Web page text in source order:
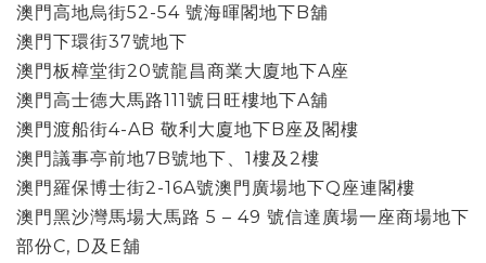
澳門高地烏街52-54 號海暉閣地下B舖
澳門下環街37號地下
澳門板樟堂街20號龍昌商業大廈地下A座
澳門高士德大馬路111號日旺樓地下A舖
澳門渡船街4-AB 敬利大廈地下B座及閣樓
澳門議事亭前地7B號地下、1樓及2樓
澳門羅保博士街2-16A號澳門廣場地下Q座連閣樓
澳門黑沙灣馬場大馬路 5 – 49 號信達廣場一座商場地下
部份C, D及E舖